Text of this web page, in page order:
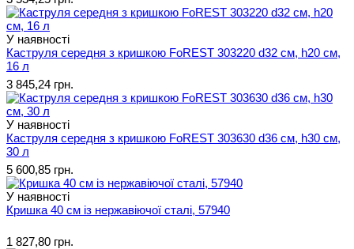
У наявності
Каструля середня з кришкою FoREST 303220 d32 см, h20 см,
16 л
3 845,24 грн.
У наявності
Каструля середня з кришкою FoREST 303630 d36 см, h30 см,
30 л
5 600,85 грн.
У наявності
Кришка 40 см із нержавіючої сталі, 57940
1 827,80 грн.